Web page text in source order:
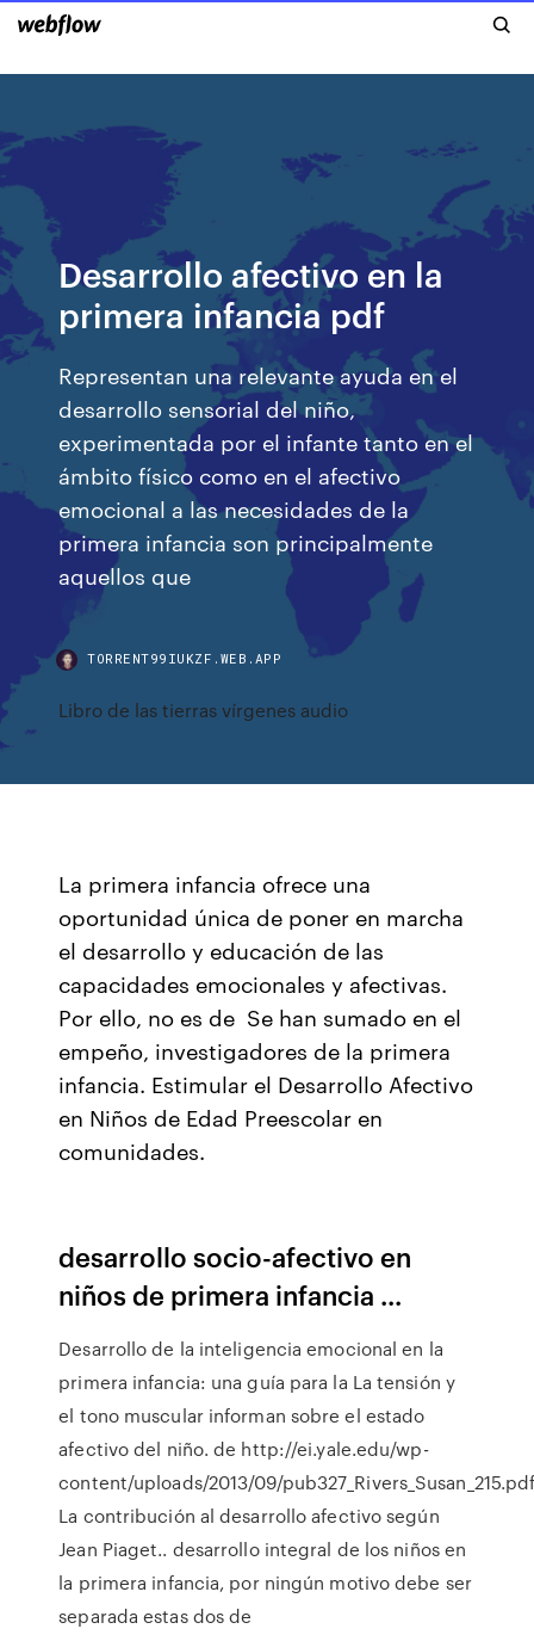
Desarrollo afectivo en la
primera infancia pdf
Representan una relevante ayuda en el
desarrollo sensorial del niño,
experimentada por el infante tanto en el
ámbito físico como en el afectivo
emocional a las necesidades de la
primera infancia son principalmente
aquellos que
TORRENT99IUKZF.WEB.APP
Libro de las tierras vírgenes audio
La primera infancia ofrece una
oportunidad única de poner en marcha
el desarrollo y educación de las
capacidades emocionales y afectivas.
Por ello, no es de Se han sumado en el
empeño, investigadores de la primera
infancia. Estimular el Desarrollo Afectivo
en Niños de Edad Preescolar en
comunidades.
desarrollo socio-afectivo en
niños de primera infancia ...
Desarrollo de la inteligencia emocional en la
primera infancia: una guía para la La tensión y
el tono muscular informan sobre el estado
afectivo del niño. de http://ei.yale.edu/wp-
content/uploads/2013/09/
La contribución al desarrollo afectivo según
Jean Piaget.. desarrollo integral de los niños en
la primera infancia, por ningún motivo debe ser
separada estas dos de